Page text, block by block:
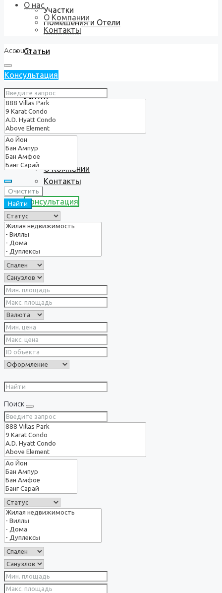
Участки
Помещения и Отели
Статьи
Услуги
О нас
О Компании
Контакты
Консультация
О нас
О Компании
Контакты
Account
Консультация
Очистить
Найти
Поиск